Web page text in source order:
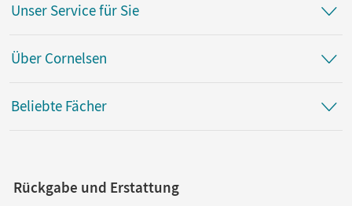
Unser Service für Sie
Über Cornelsen
Beliebte Fächer
Rückgabe und Erstattung